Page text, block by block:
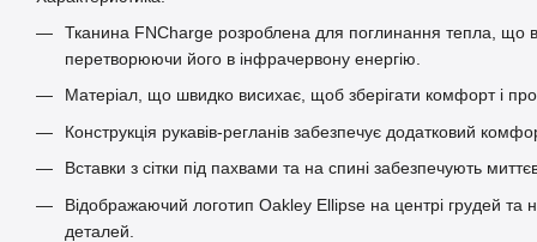
Тканина FNCharge розроблена для поглинання тепла, що
перетворюючи його в інфрачервону енергію.
Матеріал, що швидко висихає, щоб зберігати комфорт і
Конструкція рукавів-регланів забезпечує додатковий
Вставки з сітки під пахвами та на спині забезпечують
Відображаючий логотип Oakley Ellipse на центрі грудей та
деталей.